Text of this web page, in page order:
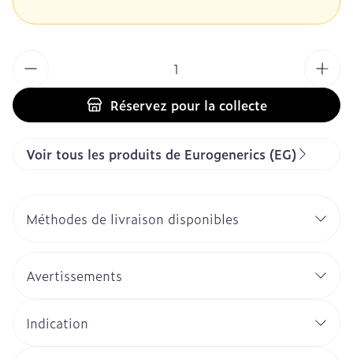
Réservezpour la collecte
Voir tous les produits de Eurogenerics (EG)
Méthodes de livraison disponibles
Avertissements
Indication